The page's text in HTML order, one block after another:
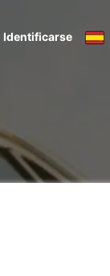
Identificarse